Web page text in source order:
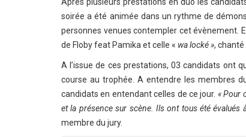
Après plusieurs prestations en duo les
soirée a été animée dans un rythme de
personnes venues contempler cet évènement.
de Floby feat Pamika et celle « wa locké », chanté
A l’issue de ces prestations, 03 candidats ont
course au trophée. A entendre les membres
candidats en entendant celles de ce jour. « Pour
et la présence sur scène. Ils ont tous été évalués
membre du jury.